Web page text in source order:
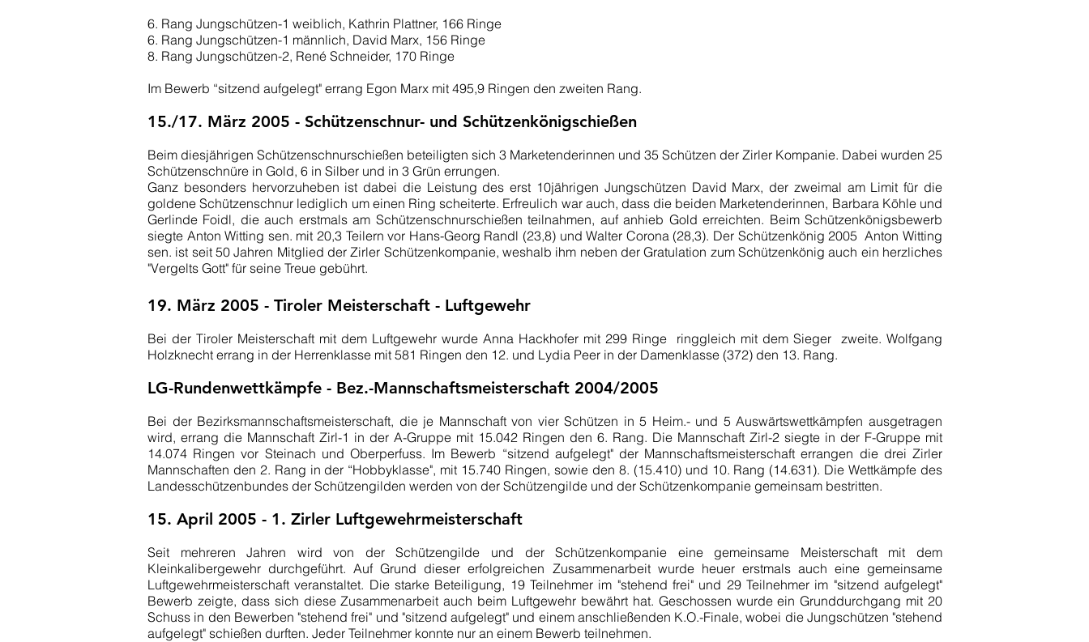
6. Rang Jungschützen-1 weiblich, Kathrin Plattner, 166 Ringe
6. Rang Jungschützen-1 männlich, David Marx, 156 Ringe
8. Rang Jungschützen-2, René Schneider, 170 Ringe
Im Bewerb “sitzend aufgelegt" errang Egon Marx mit 495,9 Ringen den zweiten Rang.
15./17. März 2005 - Schützenschnur- und Schützenkönigschießen
Beim diesjährigen Schützenschnurschießen beteiligten sich 3 Marketenderinnen und 35 Schützen der Zirler Kompanie. Dabei wurden 25
Schützenschnüre in Gold, 6 in Silber und in 3 Grün errungen.
Ganz besonders hervorzuheben ist dabei die Leistung des erst 10jährigen Jungschützen David Marx, der zweimal am Limit für die
goldene Schützenschnur lediglich um einen Ring scheiterte. Erfreulich war auch, dass die beiden Marketenderinnen, Barbara Köhle und
Gerlinde Foidl, die auch erstmals am Schützenschnurschießen teilnahmen, auf anhieb Gold erreichten. Beim Schützenkönigsbewerb
siegte Anton Witting sen. mit 20,3 Teilern vor Hans-Georg Randl (23,8) und Walter Corona (28,3). Der Schützenkönig 2005 ­ Anton Witting
sen. ist seit 50 Jahren Mitglied der Zirler Schützenkompanie, weshalb ihm neben der Gratulation zum Schützenkönig auch ein herzliches
"Vergelts Gott" für seine Treue gebührt.
19. März 2005 - Tiroler Meisterschaft - Luftgewehr
Bei der Tiroler Meisterschaft mit dem Luftgewehr wurde Anna Hackhofer mit 299 Ringe ­ ringgleich mit dem Sieger ­ zweite. Wolfgang
Holzknecht errang in der Herrenklasse mit 581 Ringen den 12. und Lydia Peer in der Damenklasse (372) den 13. Rang.
LG-Rundenwettkämpfe - Bez.-Mannschaftsmeisterschaft 2004/2005
Bei der Bezirksmannschaftsmeisterschaft, die je Mannschaft von vier Schützen in 5 Heim.- und 5 Auswärtswettkämpfen ausgetragen
wird, errang die Mannschaft Zirl-1 in der A-Gruppe mit 15.042 Ringen den 6. Rang. Die Mannschaft Zirl-2 siegte in der F-Gruppe mit
14.074 Ringen vor Steinach und Oberperfuss. Im Bewerb “sitzend aufgelegt" der Mannschaftsmeisterschaft errangen die drei Zirler
Mannschaften den 2. Rang in der “Hobbyklasse", mit 15.740 Ringen, sowie den 8. (15.410) und 10. Rang (14.631). Die Wettkämpfe des
Landesschützenbundes der Schützengilden werden von der Schützengilde und der Schützenkompanie gemeinsam bestritten.
15. April 2005 -­ 1. Zirler Luftgewehrmeisterschaft
Seit mehreren Jahren wird von der Schützengilde und der Schützenkompanie eine gemeinsame Meisterschaft mit dem
Kleinkalibergewehr durchgeführt. Auf Grund dieser erfolgreichen Zusammenarbeit wurde heuer erstmals auch eine gemeinsame
Luftgewehrmeisterschaft veranstaltet. Die starke Beteiligung, 19 Teilnehmer im "stehend frei" und 29 Teilnehmer im "sitzend aufgelegt"
Bewerb zeigte, dass sich diese Zusammenarbeit auch beim Luftgewehr bewährt hat. Geschossen wurde ein Grunddurchgang mit 20
Schuss in den Bewerben "stehend frei" und "sitzend aufgelegt" und einem anschließenden K.O.-Finale, wobei die Jungschützen "stehend
aufgelegt" schießen durften. Jeder Teilnehmer konnte nur an einem Bewerb teilnehmen.